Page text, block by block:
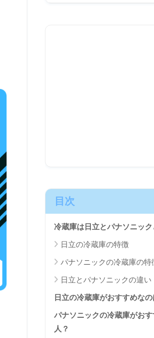
目次
冷蔵庫は日立とパナソニッ
日立の冷蔵庫の特徴
パナソニックの冷蔵庫の特
日立とパナソニックの違い
日立の冷蔵庫がおすすめな
パナソニックの冷蔵庫がお
人？